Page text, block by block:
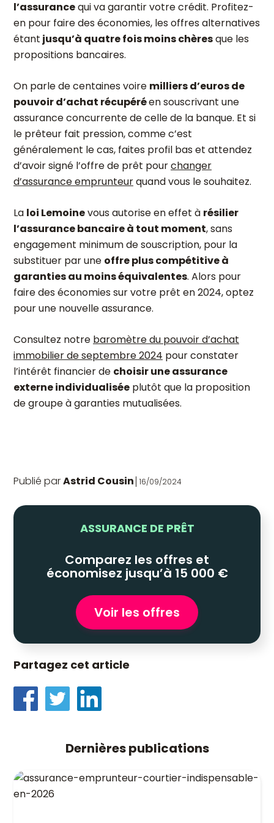
l’assurancequi va garantir votre crédit. Profitez-
en pour faire des économies, les offres alternatives
étant jusqu’à quatre fois moins chèresque les
propositions bancaires.
On parle de centaines voire milliers d’euros de
pouvoir d’achat récupéréen souscrivant une
assurance concurrente de celle de la banque. Et si
le prêteur fait pression, comme c’est
généralement le cas, faites profil bas et attendez
d’avoir signé l’offre de prêt pourchanger
d’assurance emprunteurquand vous le souhaitez.
La loi Lemoinevous autorise en effet à résilier
l’assurance bancaire à tout moment, sans
engagement minimum de souscription, pour la
substituer par une offre plus compétitive à
garanties au moins équivalentes. Alors pour
faire des économies sur votre prêt en 2024, optez
pour une nouvelle assurance.
Consultez notre baromètre du pouvoir d’achat
immobilier de septembre 2024 pour constater
l’intérêt financier de choisir une assurance
externe individualisée plutôt que la proposition
de groupe à garanties mutualisées.
Publié parAstrid Cousin 16/09/2024
ASSURANCE DE PRÊT
Comparez les offres et
économisez jusqu’à 15 000 €
Voir les offres
Partagez cet article
Dernières publications